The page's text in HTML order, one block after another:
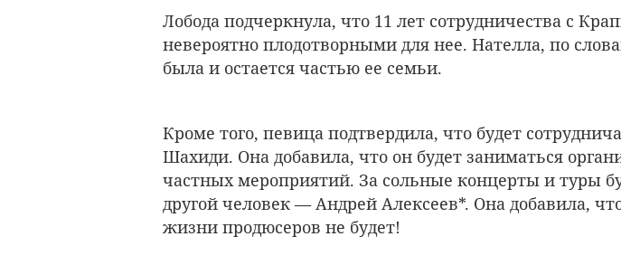
Лобода подчеркнула, что 11 лет сотрудничества с
невероятно плодотворными для нее. Нателла, по
была и остается частью ее семьи.
Кроме того, певица подтвердила, что будет
Шахиди. Она добавила, что он будет заниматься
частных мероприятий. За сольные концерты и туры
другой человек — Андрей Алексеев*. Она добавила,
жизни продюсеров не будет!